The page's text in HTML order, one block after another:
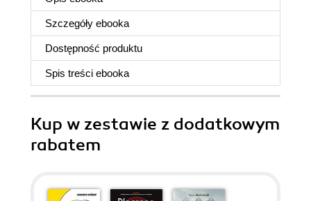
Szczegóły ebooka
Dostępność produktu
Spis treści ebooka
Kup w zestawie z dodatkowym
rabatem